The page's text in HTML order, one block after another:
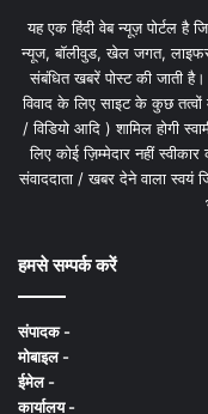
यह एक हिंदी वेब न्यूज़ पोर्टल है
न्यूज, बॉलीवुड, खेल जगत,
संबंधित खबरें पोस्ट की जाती
विवाद के लिए साइट के कुछ तत्वों
/ विडियो आदि ) शामिल होगी
लिए कोई ज़िम्मेदार नहीं
संवाददाता / खबर देने वाला स्वयं
हमसे सम्पर्क करें
संपादक -
मोबाइल -
ईमेल -
कार्यालय -